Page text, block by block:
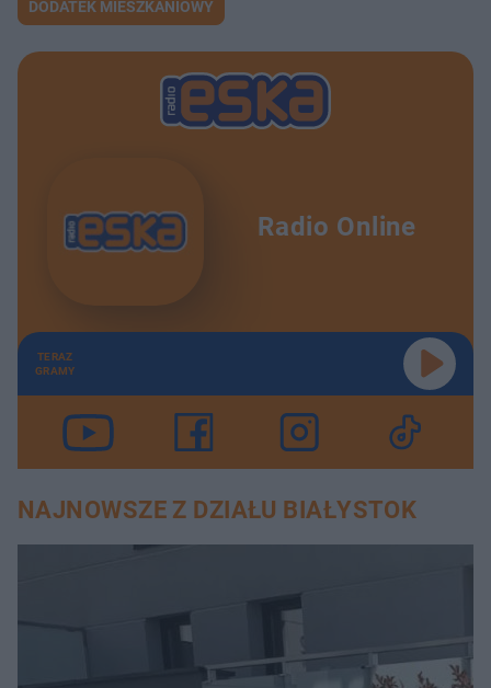
DODATEK MIESZKANIOWY
Radio Online
TERAZ
GRAMY
NAJNOWSZE Z DZIAŁU BIAŁYSTOK